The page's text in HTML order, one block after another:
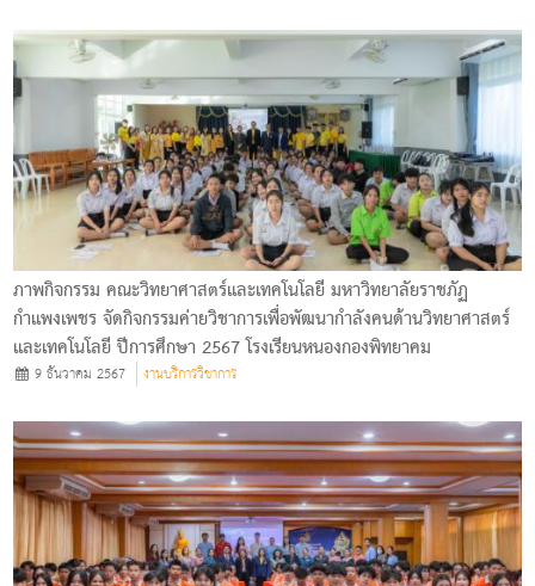
t
i
o
ภาพกิจกรรม คณะวิทยาศาสตร์และเทคโนโลยี มหาวิทยาลัยราชภัฏ
กำแพงเพชร จัดกิจกรรมค่ายวิชาการเพื่อพัฒนากำลังคนด้านวิทยาศาสตร์
และเทคโนโลยี ปีการศึกษา 2567 โรงเรียนหนองกองพิทยาคม
9 ธันวาคม 2567 งานบริการวิชาการ